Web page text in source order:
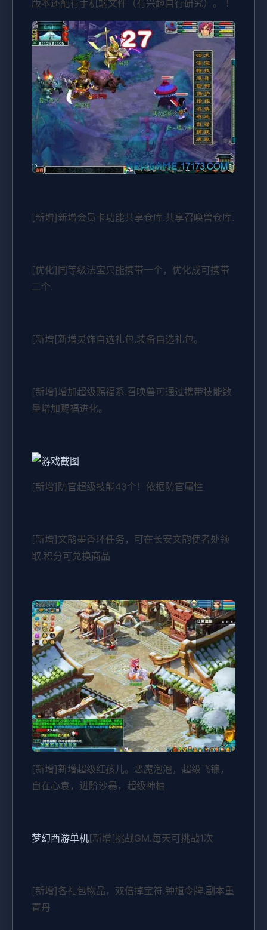
版本还配有手机端文件（有兴趣自行研究）。 ！
[新增]新增会员卡功能共享仓库.共享召唤兽仓库.
[优化]同等级法宝只能携带一个，优化成可携带
二个.
[新增[新增灵饰自选礼包.装备自选礼包。
[新增]增加超级赐福系.召唤兽可通过携带技能数
量增加赐福进化。
[新增]防官超级技能43个！依据防官属性
[新增]文韵墨香环任务，可在长安文韵使者处领
取.积分可兑换商品
[新增]新增超级红孩儿。恶魔泡泡，超级飞镰，
自在心袁，进阶沙暴，超级神柚
梦幻西游单机[新增[挑战GM.每天可挑战1次
[新增]各礼包物品，双倍掉宝符.钟馗令牌.副本重
置丹